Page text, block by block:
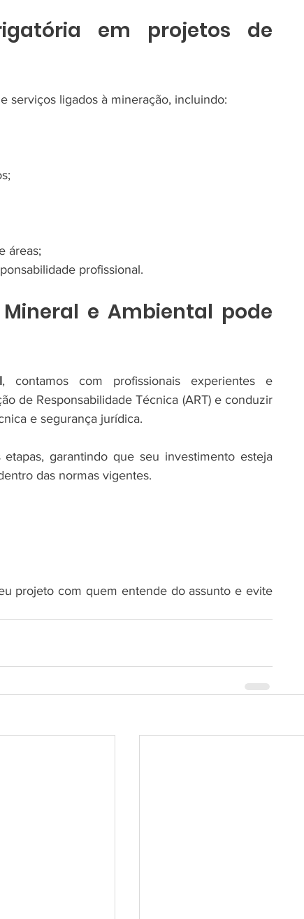
em projetos de
serviços ligados à mineração, incluindo:
áreas;
profissional.
e Ambiental pode
, contamos com profissionais experientes e
de Responsabilidade Técnica (ART) e conduzir
e segurança jurídica.
garantindo que seu investimento esteja
das normas vigentes.
projeto com quem entende do assunto e evite